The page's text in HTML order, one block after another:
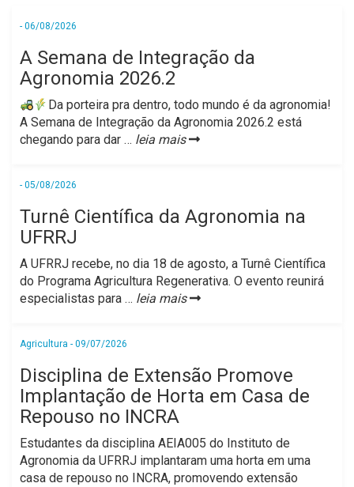
- 06/08/2026
A Semana de Integração da
Agronomia 2026.2
Da porteira pra dentro, todo mundo é da agronomia!
​A Semana de Integração da Agronomia 2026.2 está
chegando para dar … leia mais
- 05/08/2026
Turnê Científica da Agronomia na
UFRRJ
A UFRRJ recebe, no dia 18 de agosto, a Turnê Científica
do Programa Agricultura Regenerativa. O evento reunirá
especialistas para … leia mais
Agricultura - 09/07/2026
Disciplina de Extensão Promove
Implantação de Horta em Casa de
Repouso no INCRA
Estudantes da disciplina AEIA005 do Instituto de
Agronomia da UFRRJ implantaram uma horta em uma
casa de repouso no INCRA, promovendo extensão